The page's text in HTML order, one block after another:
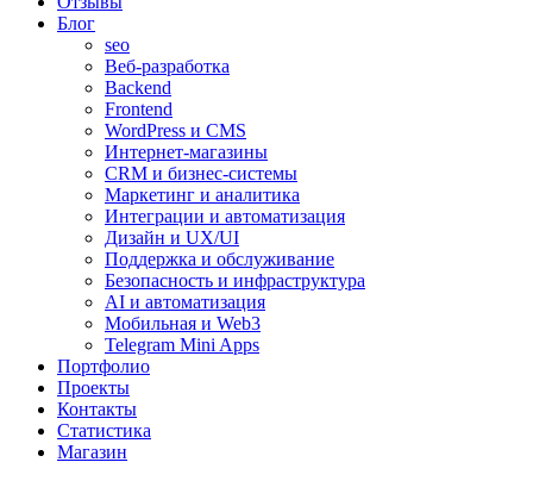
Блог
seo
Веб-разработка
Backend
Frontend
WordPress и CMS
Интернет-магазины
CRM и бизнес-системы
Маркетинг и аналитика
Интеграции и автоматизация
Дизайн и UX/UI
Поддержка и обслуживание
Безопасность и инфраструктура
AI и автоматизация
Мобильная и Web3
Telegram Mini Apps
Портфолио
Проекты
Контакты
Статистика
Магазин